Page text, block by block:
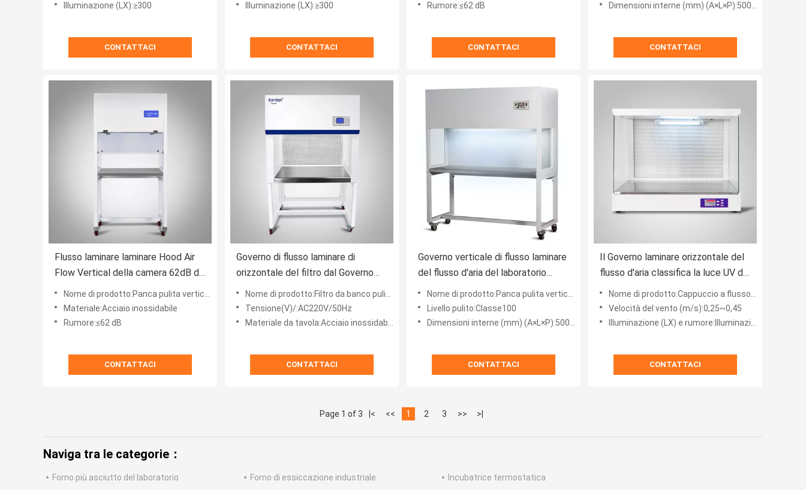
Illuminazione (LX):≥300
CONTATTACI
Illuminazione (LX):≥300
CONTATTACI
Rumore:≤62 dB
CONTATTACI
Dimensioni interne (mm) (A×L×P):500*1250*550
CONTATTACI
Flusso laminare laminare Hood Air
Flow Vertical della camera 62dB di
flusso del CE
Nome di prodotto:Panca pulita verticale
Materiale:Acciaio inossidabile
Rumore:≤62 dB
CONTATTACI
Governo di flusso laminare di
orizzontale del filtro dal Governo
99,99% HEPA del flusso d'aria
laminare della classe 100
Nome di prodotto:Filtro da banco pulito
Tensione(V)/:AC220V/50Hz
Materiale da tavola:Acciaio inossidabile 304
CONTATTACI
Governo verticale di flusso laminare
del flusso d'aria del laboratorio
0.5kw doppio della lampada UV
laminare del Governo
Nome di prodotto:Panca pulita verticale
Livello pulito:Classe100
Dimensioni interne (mm) (A×L×P):500*1250*550
CONTATTACI
Il Governo laminare orizzontale del
flusso d'aria classifica la luce UV del
flusso d'aria laminare 100
Nome di prodotto:Cappuccio a flusso d'aria laminare
Velocità del vento (m/s):0,25~0,45
Illuminazione (LX) e rumore:Illuminazione ≥300lx Rumore ≤62dB
CONTATTACI
Page 1 of 3 |< << 1 2 3 >> >|
Naviga tra le categorie：
Forno più asciutto del laboratorio Forno di essiccazione industriale Incubatrice termostatica